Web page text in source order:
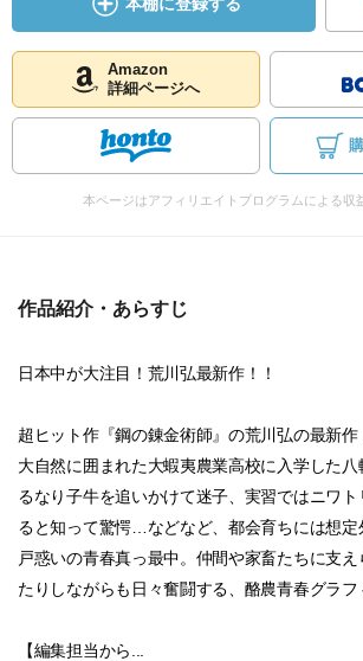
Amazon
詳細ページへ
本ページはアフィリエイトプログラムによる収
作品紹介・あらすじ
日本中が大注目！荒川弘最新作！！
超ヒット作『鋼の錬金術師』の荒川弘の最新作
大自然に囲まれた大蝦夷農業高校に入学した八
るなり子牛を追いかけて迷子、実習ではニワ
ると知って驚愕…などなど、都会育ちには想定
戸惑いの青春真っ最中。仲間や家畜たちに支
たりしながらも日々奮闘する、酪農青春グラフ
【編集担当から...